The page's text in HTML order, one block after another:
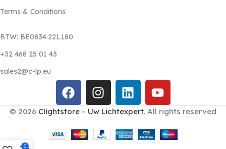
Terms & Conditions
BTW: BE0834.221.180
+32 468 25 01 43
sales2@c-lp.eu
© 2026 Clightstore – Uw Lichtexpert. All rights reserved
0